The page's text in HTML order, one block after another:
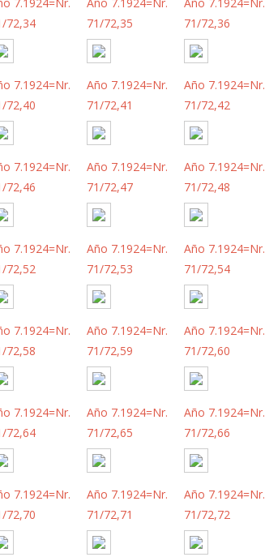
72,34
71/72,35
71/72,36
7.1924=Nr.
72,40
Año 7.1924=Nr.
71/72,41
Año 7.1924=Nr.
71/72,42
7.1924=Nr.
72,46
Año 7.1924=Nr.
71/72,47
Año 7.1924=Nr.
71/72,48
7.1924=Nr.
72,52
Año 7.1924=Nr.
71/72,53
Año 7.1924=Nr.
71/72,54
7.1924=Nr.
72,58
Año 7.1924=Nr.
71/72,59
Año 7.1924=Nr.
71/72,60
7.1924=Nr.
72,64
Año 7.1924=Nr.
71/72,65
Año 7.1924=Nr.
71/72,66
7.1924=Nr.
72,70
Año 7.1924=Nr.
71/72,71
Año 7.1924=Nr.
71/72,72